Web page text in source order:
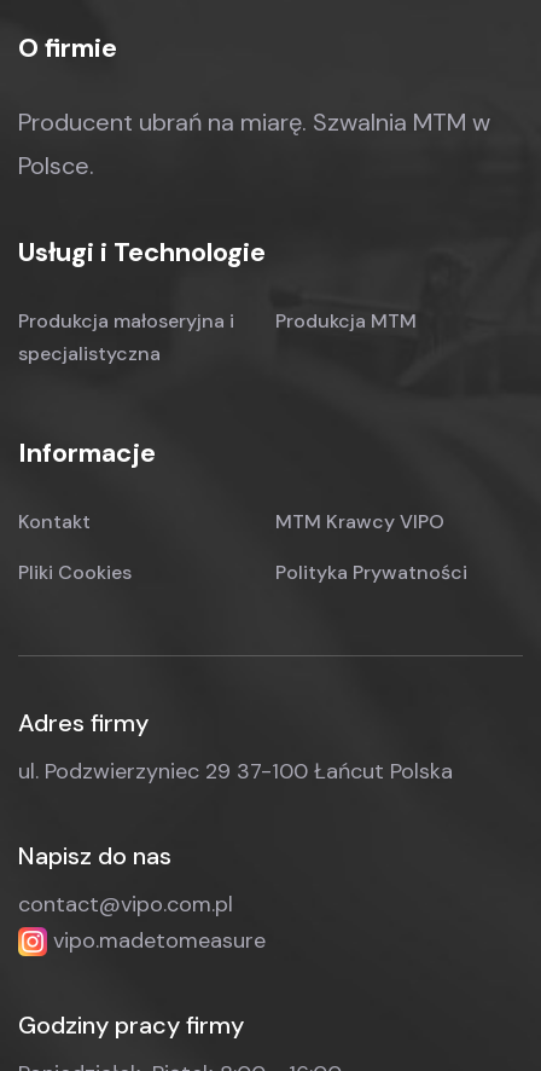
O firmie
Producent ubrań na miarę. Szwalnia MTM w
Polsce.
Usługi i Technologie
Produkcja małoseryjna i
specjalistyczna
Produkcja MTM
Informacje
Kontakt
MTM Krawcy VIPO
Pliki Cookies
Polityka Prywatności
Adres firmy
ul. Podzwierzyniec 29 37-100 Łańcut Polska
Napisz do nas
contact@vipo.com.pl
vipo.madetomeasure
Godziny pracy firmy